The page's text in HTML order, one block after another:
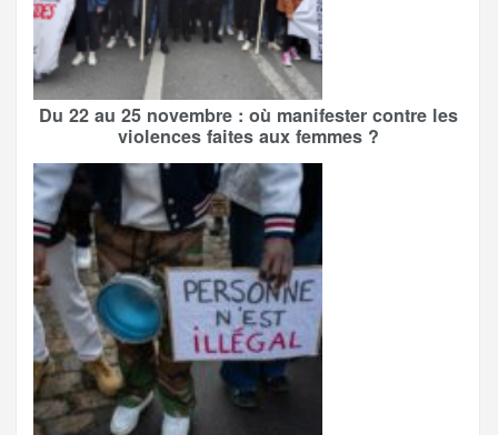
Du 22 au 25 novembre : où manifester contre les
violences faites aux femmes ?